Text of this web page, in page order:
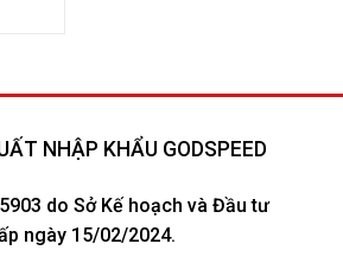
NHẬP KHẨU GODSPEED
do Sở Kế hoạch và Đầu tư
ngày 15/02/2024.